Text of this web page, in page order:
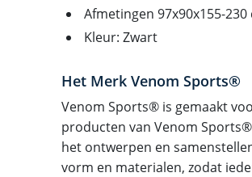
Afmetingen 97x90x155-230
Kleur: Zwart
Het Merk Venom Sports®
Venom Sports® is gemaakt
producten van Venom
het ontwerpen en
vorm en materialen, zodat